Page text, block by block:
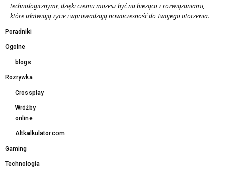
technologicznymi, dzięki czemu możesz być na bieżąco z rozwiązaniami,
które ułatwiają życie i wprowadzają nowoczesność do Twojego otoczenia.
Poradniki
Ogolne
blogs
Rozrywka
Crossplay
Wróżby
online
Altkalkulator.com
Gaming
Technologia